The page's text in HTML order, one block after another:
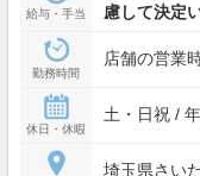
給与・手当
慮して決定
勤務時間
店舗の営業
休日・休暇
土・日祝 /
埼玉県さい